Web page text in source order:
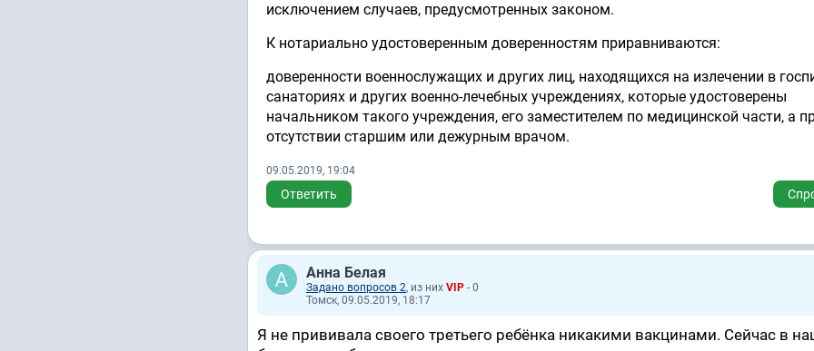
исключением случаев, предусмотренных законом.
К нотариально удостоверенным доверенностям приравниваются:
доверенности военнослужащих и других лиц, находящихся на излечении в
санаториях и других военно-лечебных учреждениях, которые удостоверены
начальником такого учреждения, его заместителем по медицинской части, а
отсутствии старшим или дежурным врачом.
09.05.2019, 19:04
Ответить
Анна Белая
Задано вопросов 2, из них VIP - 0
Томск, 09.05.2019, 18:17
Я не прививала своего третьего ребёнка никакими вакцинами. Сейчас в